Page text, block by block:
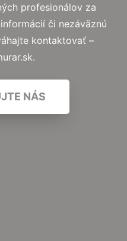
profesionálov za
či nezáväznú
kontaktovať –
NÁS